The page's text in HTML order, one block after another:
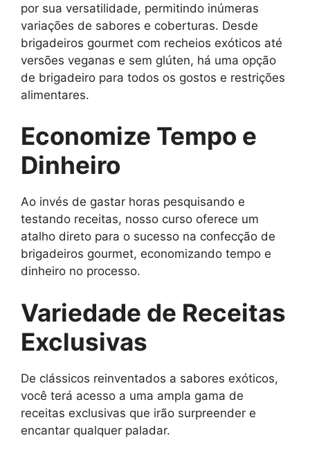
por sua versatilidade, permitindo inúmeras
variações de sabores e coberturas. Desde
brigadeiros gourmet com recheios exóticos até
versões veganas e sem glúten, há uma opção
de brigadeiro para todos os gostos e restrições
alimentares.
Economize Tempo e
Dinheiro
Ao invés de gastar horas pesquisando e
testando receitas, nosso curso oferece um
atalho direto para o sucesso na confecção de
brigadeiros gourmet, economizando tempo e
dinheiro no processo.
Variedade de Receitas
Exclusivas
De clássicos reinventados a sabores exóticos,
você terá acesso a uma ampla gama de
receitas exclusivas que irão surpreender e
encantar qualquer paladar.